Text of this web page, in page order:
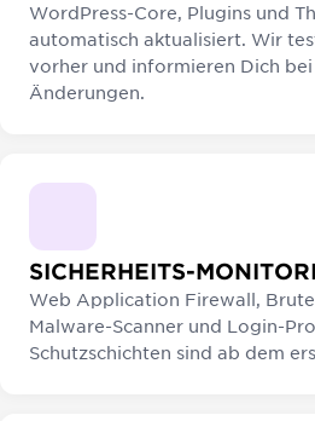
WordPress-Core, Plugins und
automatisch aktualisiert. Wir
vorher und informieren Dich
Änderungen.
SICHERHEITS-
Web Application Firewall,
Malware-Scanner und Login-
Schutzschichten sind ab dem